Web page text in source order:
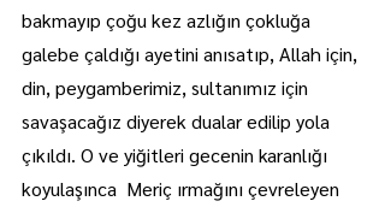
bakmayıp çoğu kez azlığın çokluğa
galebe çaldığı ayetini anısatıp, Allah için,
din, peygamberimiz, sultanımız için
savaşacağız diyerek dualar edilip yola
çıkıldı. O ve yiğitleri gecenin karanlığı
koyulaşınca  Meriç ırmağını çevreleyen